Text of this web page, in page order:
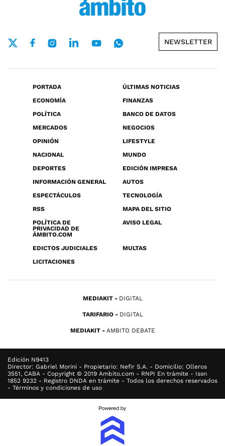
NEWSLETTER
PORTADA
ÚLTIMAS NOTICIAS
ECONOMÍA
FINANZAS
POLÍTICA
BANCO DE DATOS
MERCADOS
NEGOCIOS
OPINIÓN
LIFESTYLE
NACIONAL
MUNDO
DEPORTES
EDICIÓN IMPRESA
INFORMACIÓN GENERAL
AUTOS
ESPECTÁCULOS
TECNOLOGÍA
RSS
MAPA DEL SITIO
POLÍTICA DE
PRIVACIDAD DE
ÁMBITO.COM
AVISO LEGAL
EDICTOS JUDICIALES
MULTAS
LICITACIONES
MEDIAKIT DIGITAL
TARIFARIO DIGITAL
MEDIAKIT AMBITO DEBATE
Edición N9413
Director: Gabriel Morini - Propietario: Nefir S.A. - Domicilio: Olleros
3551, CABA - Copyright © 2019 Ambito.com - RNPI En trámite - Issn
1852 9232 - Registro DNDA en trámite - Todos los derechos reservados
- Términos y condiciones de uso